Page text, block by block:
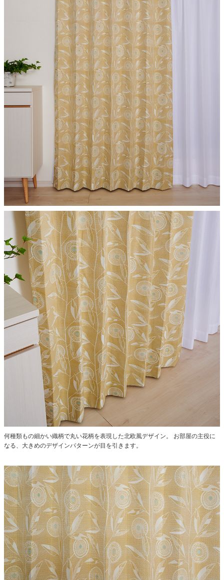
何種類もの細かい織柄で丸い花柄を表現した北欧風デザイン。
お部屋の主役に
なる、大きめのデザインパターンが目を引きます。